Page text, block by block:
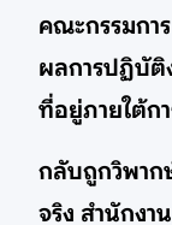
คณะกรรมกา
ผลการปฏิบัติ
ที่อยู่ภายใต้ก
กลับถูกวิพาก
จริง สำนักงา